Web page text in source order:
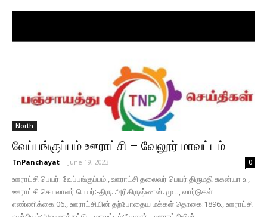
North
வேப்பங்குப்பம் ஊராட்சி – வேலூர் மாவட்டம்
TnPanchayat - June 19, 2023 0
ஊராட்சி பெயர்: வேப்பங்குப்பம்., ஊராட்சி தலைவர் பெயர்:திருமதி சுகன்யா உ.,
ஊராட்சி செயலாளர் பெயர்:-திரு. அரிகிருஷ்ணன். மு .., வார்டுகள்
எண்ணிக்கை:06., ஊராட்சியின் தற்போதைய மக்கள் தொகை:1896., ஊராட்சி